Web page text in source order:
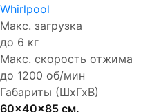
Whirlpool
Макс. загрузка
до 6 кг
Макс. скорость отжима
до 1200 об/мин
Габариты (ШхГхВ)
60x40x85 см.